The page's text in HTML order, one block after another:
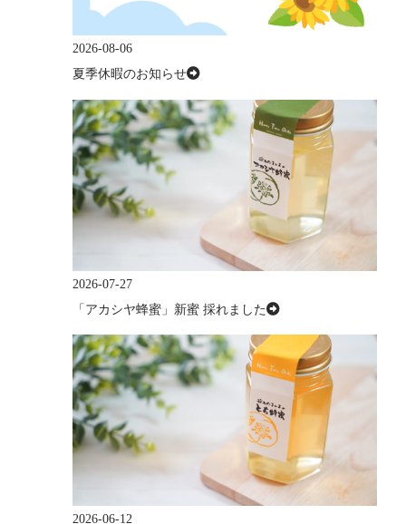
2026-08-06
夏季休暇のお知らせ
2026-07-27
「アカシヤ蜂蜜」新蜜 採れました
2026-06-12